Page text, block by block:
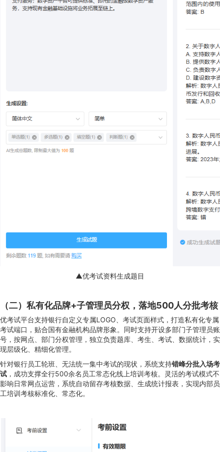
▲优考试资料生成题目
（二）私有化品牌+子管理员分权，落地500人分批考核
优考试平台支持银行自定义专属LOGO、考试页面样式，打造私有化专属
考试端口，贴合国有金融机构品牌形象。同时支持开设多部门子管理员账
号，按网点、部门分权管理，独立负责题库、考生、考试、数据统计，实
现层级化、精细化管理。
针对银行员工轮班、无法统一集中考试的现状，系统支持错峰分批入场考
试 ，成功支撑全行500余名员工常态化线上培训考核。灵活的考试模式不
影响日常网点运营，系统自动留存考核数据、生成统计报表，实现内部员
工培训考核标准化、常态化。